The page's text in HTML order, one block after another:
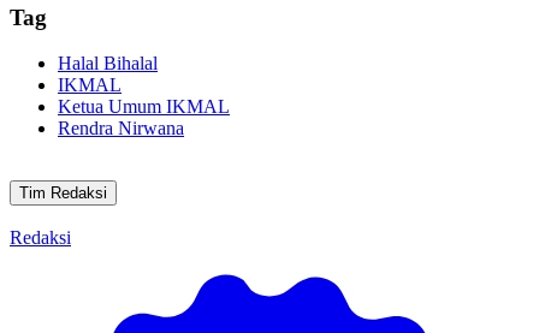
Tag
Halal Bihalal
IKMAL
Ketua Umum IKMAL
Rendra Nirwana
Tim Redaksi
Redaksi